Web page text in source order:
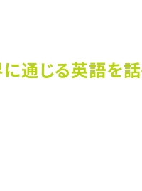
通じる英語を